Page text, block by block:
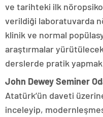
ve tarihteki ilk
verildiği laboratuvarda
klinik ve normal
araştırmalar
derslerde pratik yapmak
John Dewey Seminer
Atatürk’ün daveti
inceleyip,